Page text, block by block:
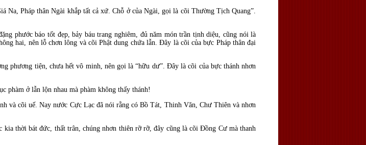
Pháp thân Ngài khắp tất cả xứ. Chỗ ở của Ngài, gọi là cõi Thường Tịch Quang”.
báo tốt đẹp, bảy báu trang nghiêm, đủ năm món trần tịnh diệu, cũng nói là
hai, nên lỗ chơn lông và cõi Phật dung chứa lẫn. Ðây là cõi của bực Pháp thân đại
tiện, chưa hết vô minh, nên gọi là “hữu dư”. Ðây là cõi của bực thánh nhơn
ở lẫn lộn nhau mà phàm không thấy thánh!
cõi uế. Nay nước Cực Lạc đã nói rằng có Bồ Tát, Thinh Văn, Chư Thiên và nhơn
bát đức, thất trân, chúng nhơn thiên rỡ rỡ, đây cũng là cõi Ðồng Cư mà thanh